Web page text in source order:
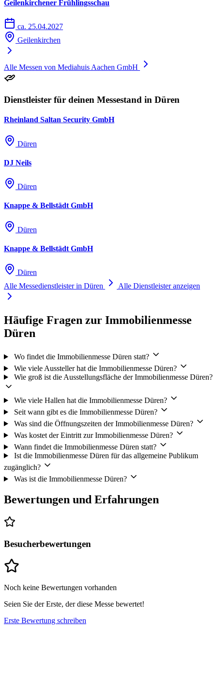
Geilenkirchener Frühlingsschau
ca. 25.04.2027
Geilenkirchen
Alle Messen von Mediahuis Aachen GmbH
Dienstleister für deinen Messestand in Düren
Rheinland Saltan Security GmbH
Düren
DJ Neils
Düren
Knappe & Bellstädt GmbH
Düren
Knappe & Bellstädt GmbH
Düren
Alle Messedienstleister in Düren
Alle Dienstleister anzeigen
Häufige Fragen zur Immobilienmesse
Düren
Wo findet die Immobilienmesse Düren statt?
Wie viele Aussteller hat die Immobilienmesse Düren?
Wie groß ist die Ausstellungsfläche der Immobilienmesse Düren?
Wie viele Hallen hat die Immobilienmesse Düren?
Seit wann gibt es die Immobilienmesse Düren?
Was sind die Öffnungszeiten der Immobilienmesse Düren?
Was kostet der Eintritt zur Immobilienmesse Düren?
Wann findet die Immobilienmesse Düren statt?
Ist die Immobilienmesse Düren für das allgemeine Publikum
zugänglich?
Was ist die Immobilienmesse Düren?
Bewertungen und Erfahrungen
Besucherbewertungen
Noch keine Bewertungen vorhanden
Seien Sie der Erste, der diese Messe bewertet!
Erste Bewertung schreiben